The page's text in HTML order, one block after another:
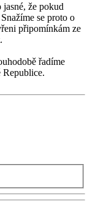
že pokud
se proto o
připomínkám ze
řadíme
Republice.